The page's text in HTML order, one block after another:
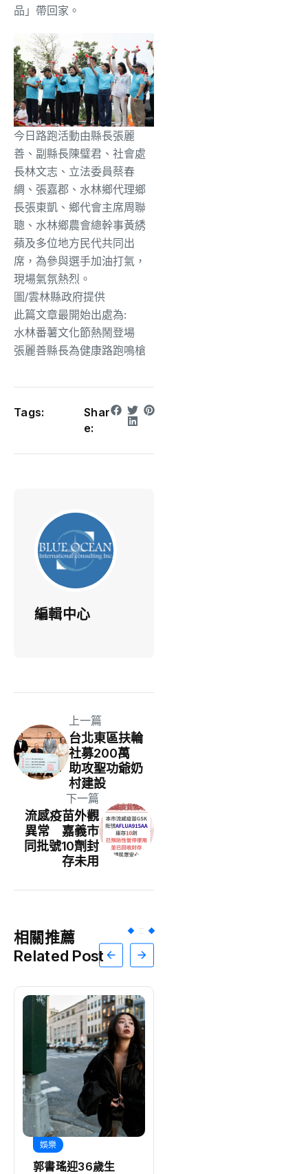
品」帶回家。
今日路跑活動由縣長張麗
善、副縣長陳璧君、社會處
長林文志、立法委員蔡春
綢、張嘉郡、水林鄉代理鄉
長張東凱、鄉代會主席周聯
聰、水林鄉農會總幹事黃綉
蘋及多位地方民代共同出
席，為參與選手加油打氣，
現場氣氛熱烈。
圖/雲林縣政府提供
此篇文章最開始出處為:
水林番薯文化節熱鬧登場
張麗善縣長為健康路跑鳴槍
Tags:
Shar
e:
編輯中心
上一篇
台北東區扶輪
社募200萬
助攻聖功爺奶
村建設
下一篇
流感疫苗外觀
異常 嘉義市
同批號10劑封
存未用
相關推薦
Related Post
娛樂
郭書瑤迎36歲生